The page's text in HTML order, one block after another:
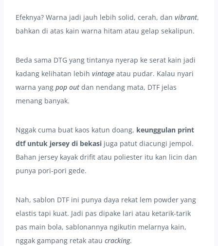
Efeknya? Warna jadi jauh lebih solid, cerah, dan vibrant,
bahkan di atas kain warna hitam atau gelap sekalipun.
Beda sama DTG yang tintanya nyerap ke serat kain jadi
kadang kelihatan lebih vintage atau pudar. Kalau nyari
warna yang pop outdan nendang mata, DTF jelas
menang banyak.
Nggak cuma buat kaos katun doang, keunggulan print
dtf untuk jersey di bekasi juga patut diacungi jempol.
Bahan jersey kayak drifit atau poliester itu kan licin dan
punya pori-pori gede.
Nah, sablon DTF ini punya daya rekat lem powder yang
elastis tapi kuat. Jadi pas dipake lari atau ketarik-tarik
pas main bola, sablonannya ngikutin melarnya kain,
nggak gampang retak atau cracking.